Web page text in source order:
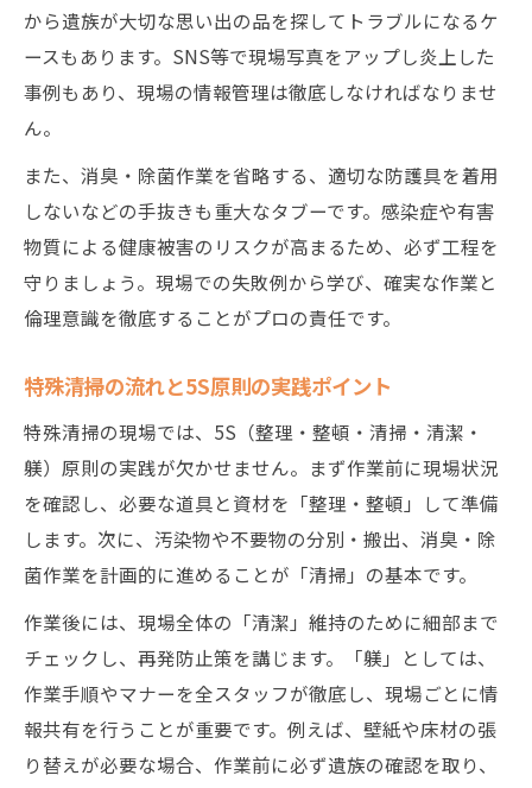
特殊清掃員の給料・年収の実態を知る
特殊清掃で求められる人間力と適性とは
特殊清掃現場で活かせるキャリア形成術
から遺族が大切な思い出の品を探してトラブルになるケ
ースもあります。SNS等で現場写真をアップし炎上した
事例もあり、現場の情報管理は徹底しなければなりませ
ん。
また、消臭・除菌作業を省略する、適切な防護具を着用
しないなどの手抜きも重大なタブーです。感染症や有害
物質による健康被害のリスクが高まるため、必ず工程を
守りましょう。現場での失敗例から学び、確実な作業と
倫理意識を徹底することがプロの責任です。
特殊清掃の流れと5S原則の実践ポイント
特殊清掃の現場では、5S（整理・整頓・清掃・清潔・
躾）原則の実践が欠かせません。まず作業前に現場状況
を確認し、必要な道具と資材を「整理・整頓」して準備
します。次に、汚染物や不要物の分別・搬出、消臭・除
菌作業を計画的に進めることが「清掃」の基本です。
作業後には、現場全体の「清潔」維持のために細部まで
チェックし、再発防止策を講じます。「躾」としては、
作業手順やマナーを全スタッフが徹底し、現場ごとに情
報共有を行うことが重要です。例えば、壁紙や床材の張
り替えが必要な場合、作業前に必ず遺族の確認を取り、